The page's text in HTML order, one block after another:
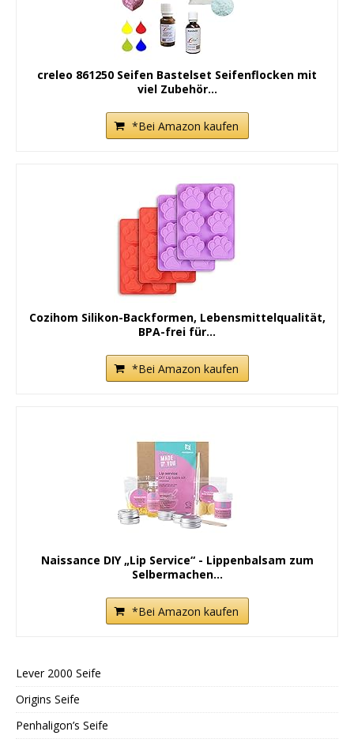
creleo 861250 Seifen Bastelset Seifenflocken mit
viel Zubehör...
*Bei Amazon kaufen
Cozihom Silikon-Backformen, Lebensmittelqualität,
BPA-frei für...
*Bei Amazon kaufen
Naissance DIY „Lip Service“ - Lippenbalsam zum
Selbermachen...
*Bei Amazon kaufen
Lever 2000 Seife
Origins Seife
Penhaligon’s Seife